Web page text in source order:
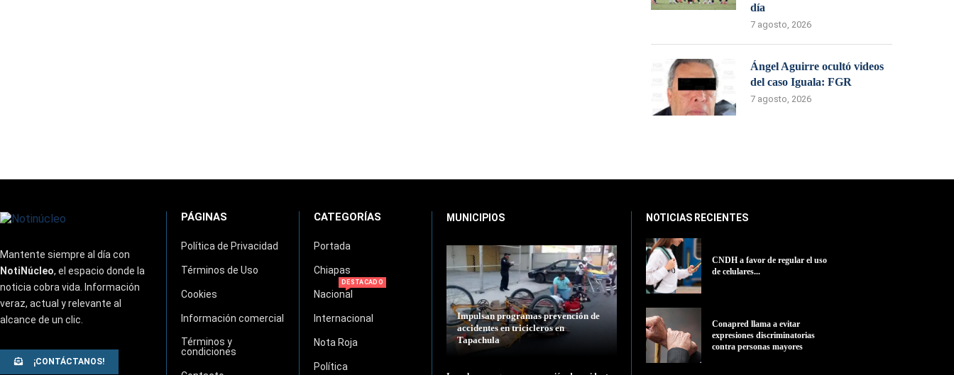
día
7 agosto, 2026
Ángel Aguirre ocultó videos
del caso Iguala: FGR
7 agosto, 2026
Mantente siempre al día con
NotiNúcleo, el espacio donde la
noticia cobra vida. Información
veraz, actual y relevante al
alcance de un clic.
¡CONTÁCTANOS!
PÁGINAS
Política de Privacidad
Términos de Uso
Cookies
Información comercial
Términos y
condiciones
CATEGORÍAS
Portada
Chiapas
Nacional
DESTACADO
Internacional
Nota Roja
Política
MUNICIPIOS
Impulsan programas prevención de
accidentes en tricicleros en
Tapachula
NOTICIAS RECIENTES
CNDH a favor de regular el uso
de celulares...
Conapred llama a evitar
expresiones discriminatorias
contra personas mayores